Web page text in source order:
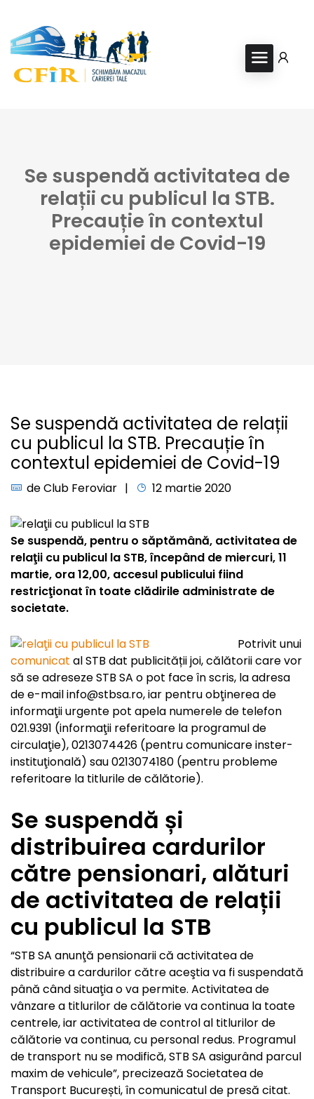
Se suspendă activitatea de
relații cu publicul la STB.
Precauție în contextul
epidemiei de Covid-19
Se suspendă activitatea de relații
cu publicul la STB. Precauție în
contextul epidemiei de Covid-19
deClub Feroviar 12 martie 2020
Se suspendă, pentru o săptămână, activitatea de
relaţii cu publicul la STB, începând de miercuri, 11
martie, ora 12,00, accesul publicului fiind
restricţionat în toate clădirile administrate de
societate.
Potrivit unui
comunicat al STB dat publicității joi, călătorii care vor
să se adreseze STB SA o pot face în scris, la adresa
de e-mail info@stbsa.ro, iar pentru obţinerea de
informaţii urgente pot apela numerele de telefon
021.9391 (informaţii referitoare la programul de
circulaţie), 0213074426 (pentru comunicare inster-
instituţională) sau 0213074180 (pentru probleme
referitoare la titlurile de călătorie).
Se suspendă și
distribuirea cardurilor
către pensionari, alături
de activitatea de relații
cu publicul la STB
“STB SA anunţă pensionarii că activitatea de
distribuire a cardurilor către aceştia va fi suspendată
până când situaţia o va permite. Activitatea de
vânzare a titlurilor de călătorie va continua la toate
centrele, iar activitatea de control al titlurilor de
călătorie va continua, cu personal redus. Programul
de transport nu se modifică, STB SA asigurând parcul
maxim de vehicule”, precizează Societatea de
Transport București, în comunicatul de presă citat.